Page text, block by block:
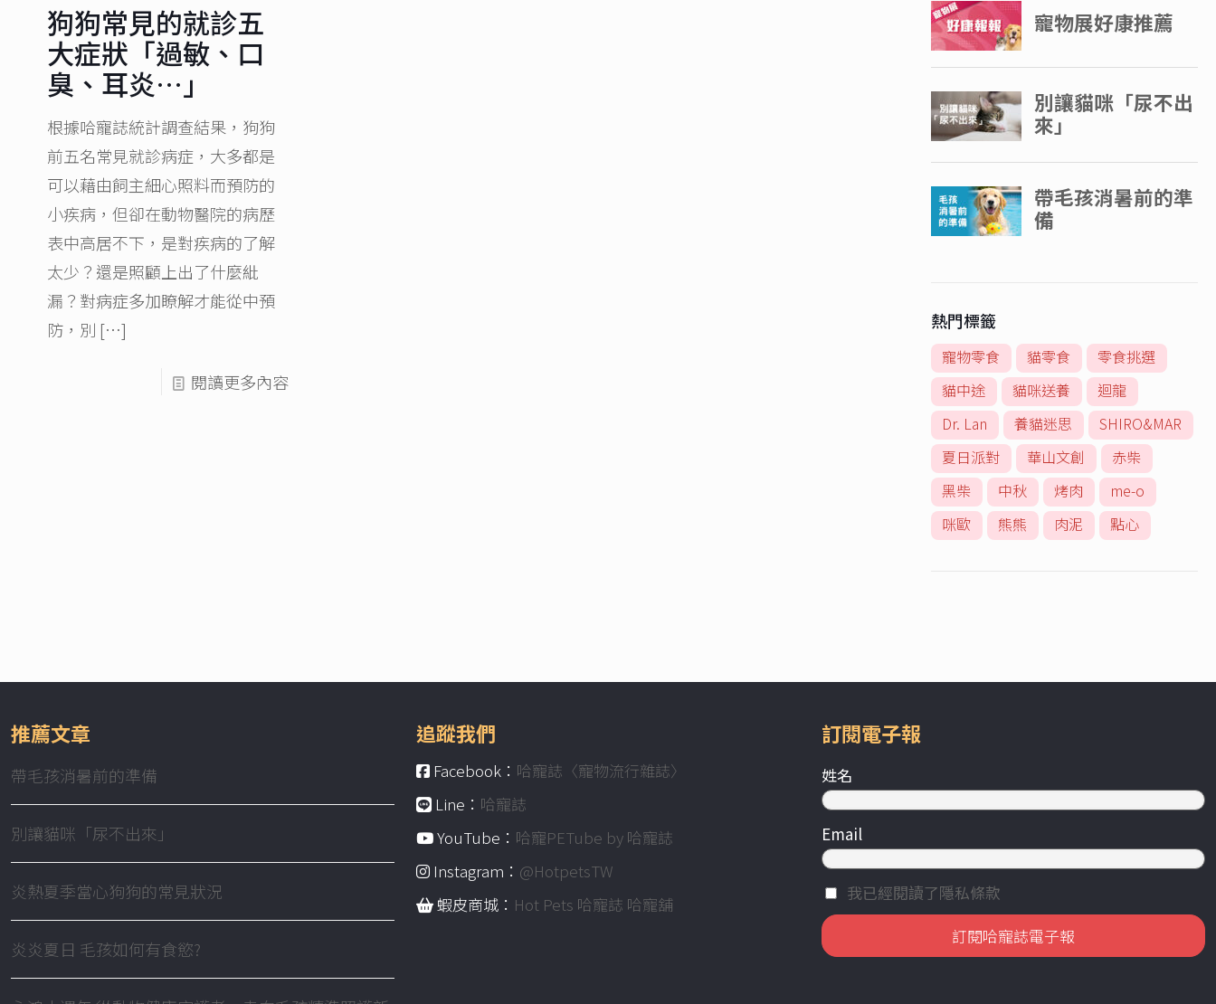
狗狗常見的就診五
大症狀「過敏、口
臭、耳炎…」
根據哈寵誌統計調查結果，狗狗
前五名常見就診病症，大多都是
可以藉由飼主細心照料而預防的
小疾病，但卻在動物醫院的病歷
表中高居不下，是對疾病的了解
太少？還是照顧上出了什麼紕
漏？對病症多加瞭解才能從中預
防，別 […]
閱讀更多內容
熱門標籤
寵物零食 貓零食
零食挑選
貓中途
貓咪送養
迴龍
Dr. Lan
養貓迷思
SHIRO&MAR
夏日派對
華山文創
赤柴
黑柴
中秋 烤肉
me-o
咪歐
熊熊 肉泥 點心
推薦文章
帶毛孩消暑前的準備
別讓貓咪「尿不出來」
炎熱夏季當心狗狗的常見狀況
炎炎夏日 毛孩如何有食慾?
追蹤我們
Facebook： 哈寵誌〈寵物流行雜誌〉
Line： 哈寵誌
YouTube： 哈寵PETube by 哈寵誌
Instagram： @HotpetsTW
蝦皮商城： Hot Pets 哈寵誌 哈寵舖
訂閱電子報
姓名
Email
我已經閱讀了隱私條款